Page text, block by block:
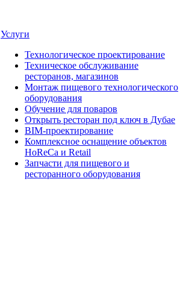
Услуги
Технологическое проектирование
Техническое обслуживание
ресторанов, магазинов
Монтаж пищевого технологического
оборудования
Обучение для поваров
Открыть ресторан под ключ в Дубае
BIM-проектирование
Комплексное оснащение объектов
HoReCa и Retail
Запчасти для пищевого и
ресторанного оборудования